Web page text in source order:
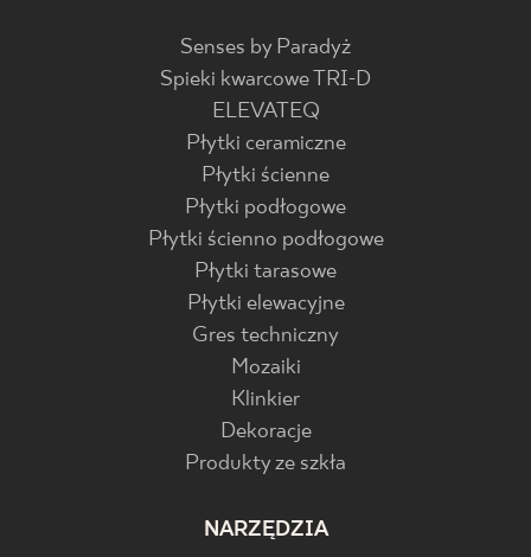
Senses by Paradyż
Spieki kwarcowe TRI-D
ELEVATEQ
Płytki ceramiczne
Płytki ścienne
Płytki podłogowe
Płytki ścienno podłogowe
Płytki tarasowe
Płytki elewacyjne
Gres techniczny
Mozaiki
Klinkier
Dekoracje
Produkty ze szkła
NARZĘDZIA